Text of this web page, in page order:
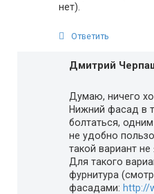
нет).
Ответить
Дмитрий
Думаю, ничего
Нижний фасад в
болтаться,
не удобно
такой вариант
Для такого
фурнитура
фасадами: http://